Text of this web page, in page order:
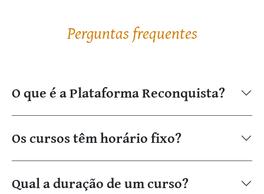
Perguntas frequentes
O que é a Plataforma Reconquista?
Os cursos têm horário fixo?
Qual a duração de um curso?